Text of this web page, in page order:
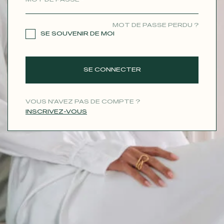
MOT DE PASSE PERDU ?
SE SOUVENIR DE MOI
SE CONNECTER
VOUS N'AVEZ PAS DE COMPTE ?
INSCRIVEZ-VOUS